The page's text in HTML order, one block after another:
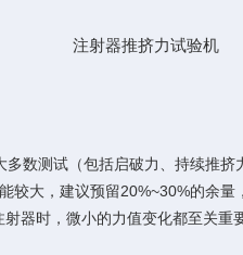
测试（包括启破力、持续推挤
大，建议预留20%~30%的余量
时，微小的力值变化都至关重要